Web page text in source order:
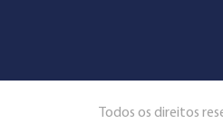
Todos os direitos